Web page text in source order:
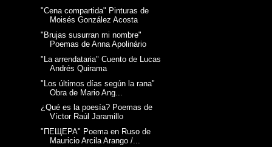
"Cena compartida" Pinturas de
Moisés González Acosta
"Brujas susurran mi nombre"
Poemas de Anna Apolinário
"La arrendataria" Cuento de Lucas
Andrés Quirama
"Los últimos días según la rana"
Obra de Mario Ang...
¿Qué es la poesía? Poemas de
Víctor Raúl Jaramillo
"ПЕЩЕРА" Poema en Ruso de
Mauricio Arcila Arango /...